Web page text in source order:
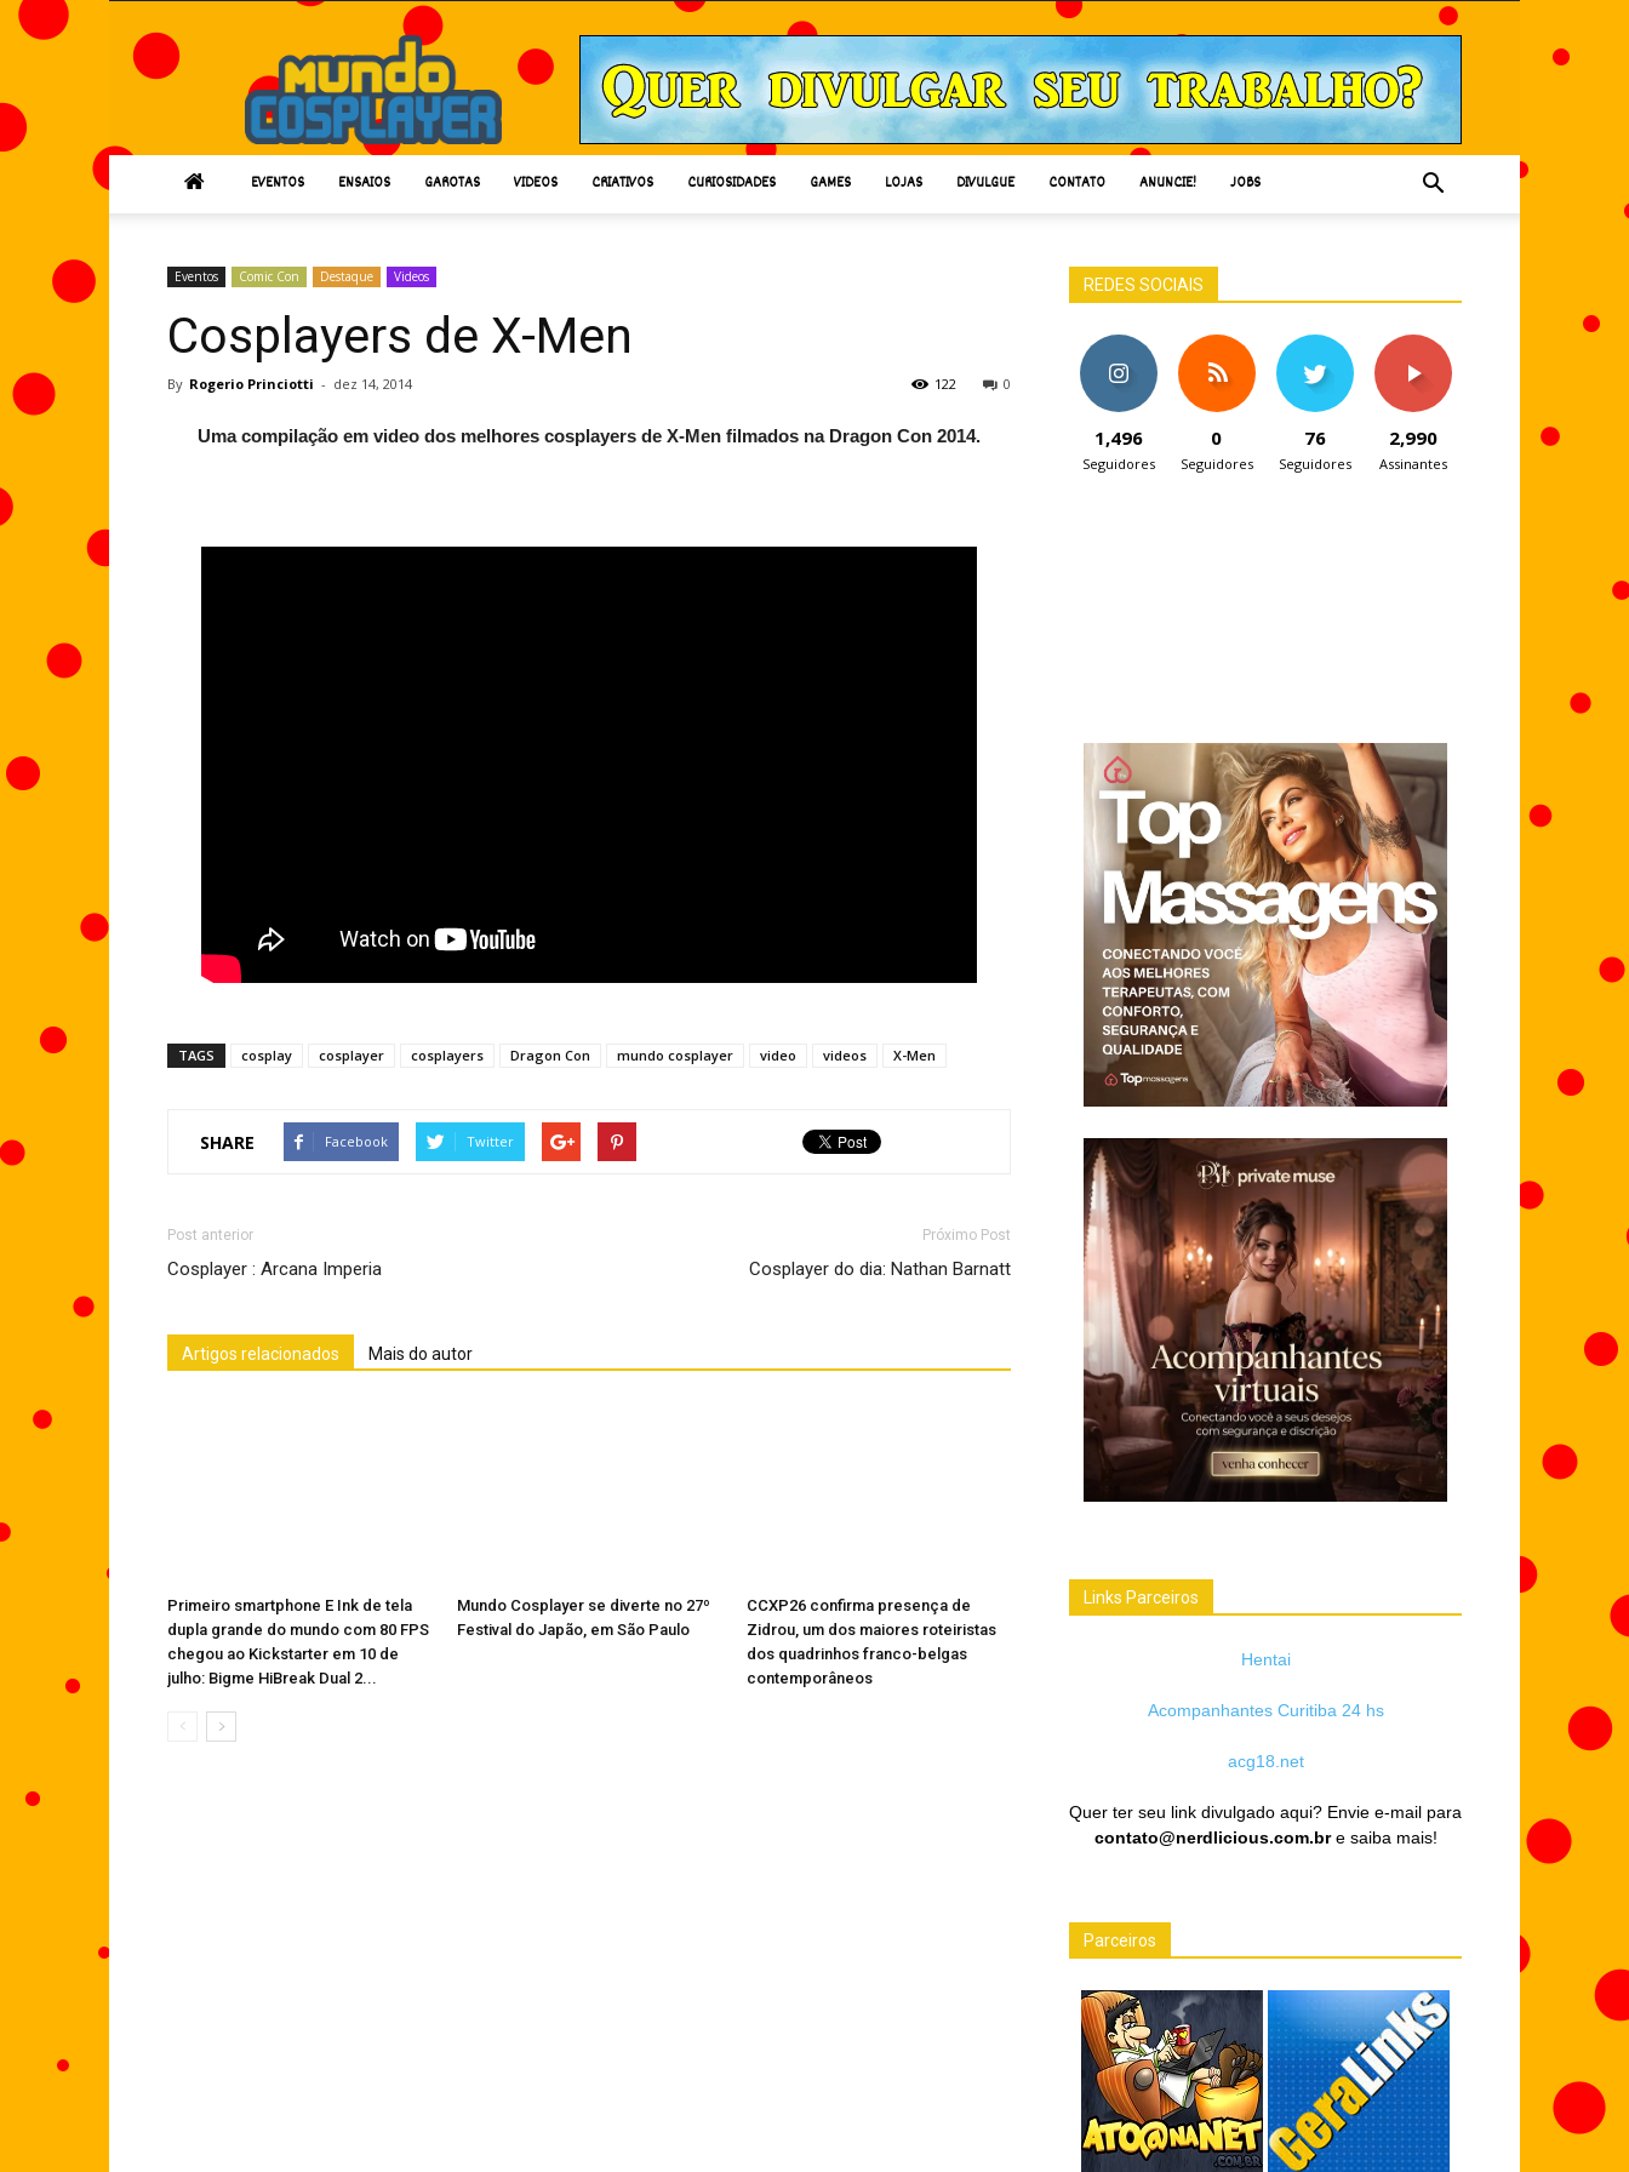
Cosplayer
EVENTOS ENSAIOS GAROTAS VIDEOS CRIATIVOS CURIOSIDADES GAMES LOJAS DIVULGUE CONTATO ANUNCIE! JOBS
Eventos Comic Con Destaque Videos
Cosplayers de X-Men
By Rogerio Princiotti - dez 14, 2014 0
122
Uma compilação em video dos melhores cosplayers de X-Men filmados na Dragon Con 2014.
TAGS cosplay cosplayer cosplayers Dragon Con mundo cosplayer video videos X-Men
SHARE Facebook Twitter
Post anterior
Cosplayer : Arcana Imperia
Próximo Post
Cosplayer do dia: Nathan Barnatt
Artigos relacionados Mais do autor
Primeiro smartphone E Ink de tela
dupla grande do mundo com 80 FPS
chegou ao Kickstarter em 10 de
julho: Bigme HiBreak Dual 2...
Mundo Cosplayer se diverte no 27º
Festival do Japão, em São Paulo
CCXP26 confirma presença de
Zidrou, um dos maiores roteiristas
dos quadrinhos franco-belgas
contemporâneos
REDES SOCIAIS
1,496
Seguidores
0
Seguidores
76
Seguidores
2,990
Assinantes
Links Parceiros
Hentai
Acompanhantes Curitiba 24 hs
acg18.net
Quer ter seu link divulgado aqui? Envie e-mail para
contato@nerdlicious.com.bre saiba mais!
Parceiros